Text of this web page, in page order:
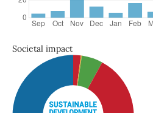
Societal impact